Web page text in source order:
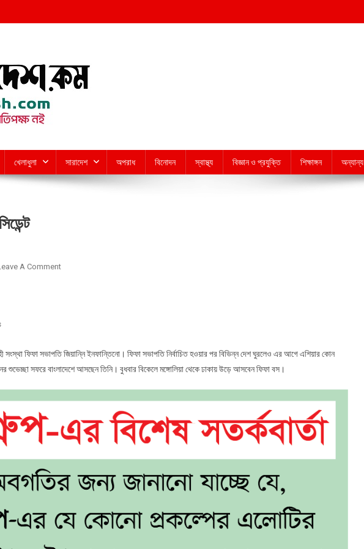
খেলাধুলা সারাদেশ অপরাধ বিনোদন স্বাস্থ্য বিজ্ঞান ও প্রযুক্তি শিক্ষাঙ্গন অন্যান্য
A CommentOn
সংস্থা ফিফা সভাপতি জিয়ান্নি ইনফান্তিনো। ফিফা সভাপতি নির্বাচিত হওয়ার পর বিভিন্ন দেশ ঘুরলেও এর আগে এশিয়ার কোন
শুভেচ্ছা সফরে বাংলাদেশে আসছেন তিনি। বুধবার বিকেলে মঙ্গোলিয়া থেকে ঢাকায় উড়ে আসবেন ফিফা বস।